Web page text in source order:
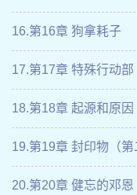
16.第16章 狗拿耗子
17.第17章 特殊行动部
18.第18章 起源和原因
19.第19章 封印物（第
20.第20章 健忘的邓恩